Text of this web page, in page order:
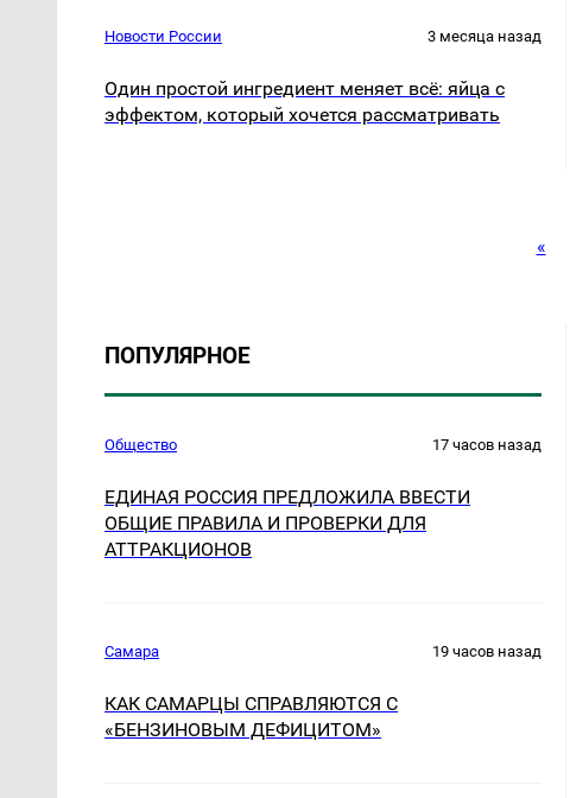
Новости России 3 месяца назад
Один простой ингредиент меняет всё: яйца с
эффектом, который хочется рассматривать
«
ПОПУЛЯРНОЕ
Общество 17 часов назад
ЕДИНАЯ РОССИЯ ПРЕДЛОЖИЛА ВВЕСТИ
ОБЩИЕ ПРАВИЛА И ПРОВЕРКИ ДЛЯ
АТТРАКЦИОНОВ
Самара 19 часов назад
КАК САМАРЦЫ СПРАВЛЯЮТСЯ С
«БЕНЗИНОВЫМ ДЕФИЦИТОМ»